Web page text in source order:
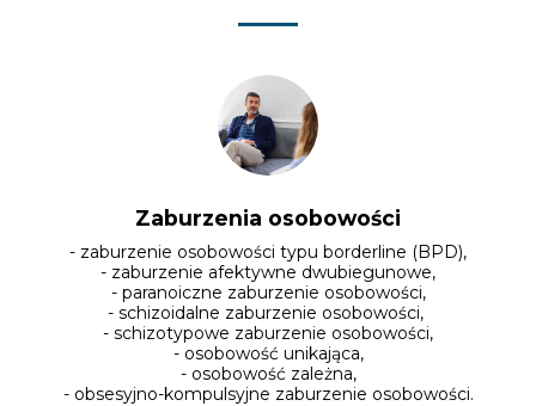
Zaburzenia osobowości
- zaburzenie osobowości typu borderline (BPD),
- zaburzenie afektywne dwubiegunowe,
- paranoiczne zaburzenie osobowości,
- schizoidalne zaburzenie osobowości,
- schizotypowe zaburzenie osobowości,
- osobowość unikająca,
- osobowość zależna,
- obsesyjno-kompulsyjne zaburzenie osobowości.